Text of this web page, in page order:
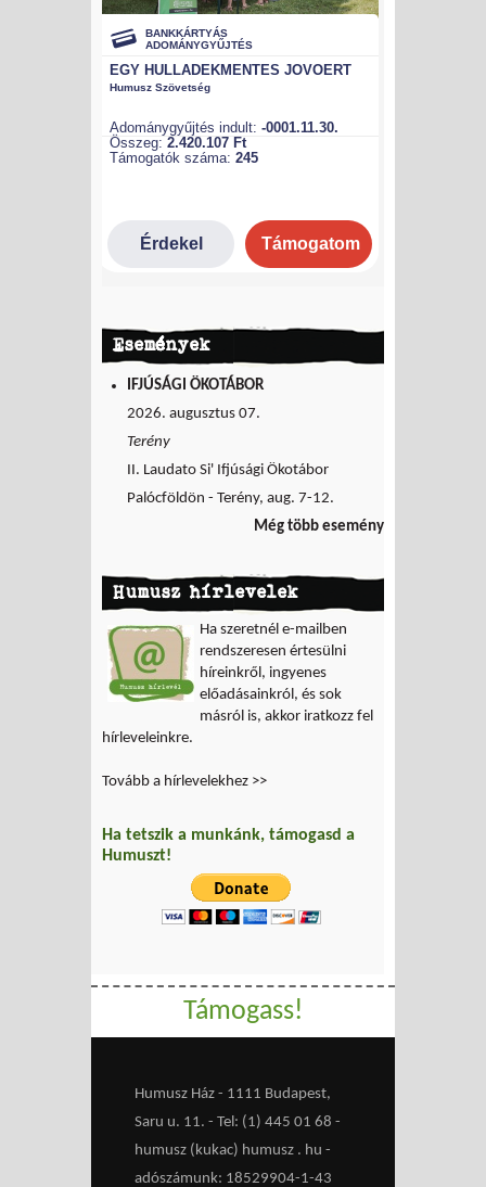
Események
IFJÚSÁGI ÖKOTÁBOR
2026. augusztus 07.
Terény
II. Laudato Si' Ifjúsági Ökotábor
Palócföldön - Terény, aug. 7-12.
Még több esemény
Humusz hírlevelek
Ha szeretnél e-mailben
rendszeresen értesülni
híreinkről, ingyenes
előadásainkról, és sok
másról is, akkor iratkozz fel
hírleveleinkre.
Tovább a hírlevelekhez >>
Ha tetszik a munkánk, támogasd a
Humuszt!
Támogass!
Humusz Ház - 1111 Budapest,
Saru u. 11. - Tel: (1) 445 01 68 -
humusz (kukac) humusz . hu -
adószámunk: 18529904-1-43